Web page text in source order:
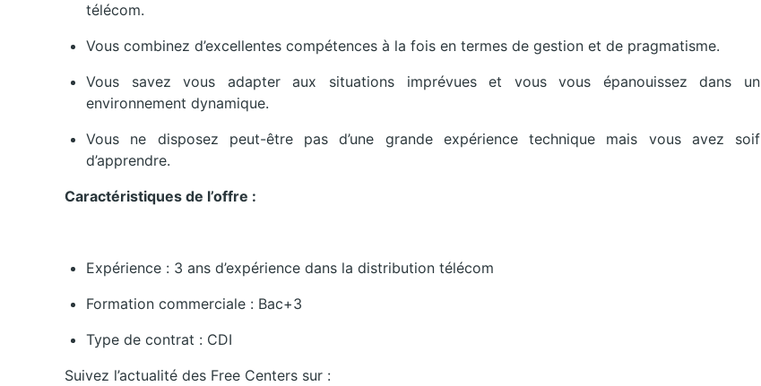
télécom.
Vous combinez d’excellentes compétences à la fois en termes de gestion et de pragmatisme.
Vous savez vous adapter aux situations imprévues et vous vous épanouissez dans un
environnement dynamique.
Vous ne disposez peut-être pas d’une grande expérience technique mais vous avez soif
d’apprendre.
Caractéristiques de l’offre :
Expérience : 3 ans d’expérience dans la distribution télécom
Formation commerciale : Bac+3
Type de contrat : CDI
Suivez l’actualité des Free Centers sur :